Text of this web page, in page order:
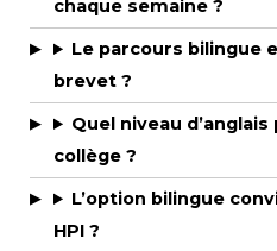
chaque semaine ?
Le parcours bilingue
brevet ?
Quel niveau
collège ?
L’option bilingue
HPI ?